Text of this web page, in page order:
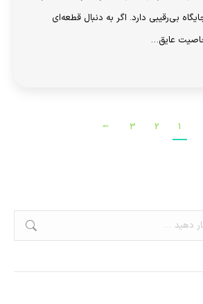
بی‌رقیبی دارد. اگر به دنبال قطعه‌ای
عایق…
1
2
3
→